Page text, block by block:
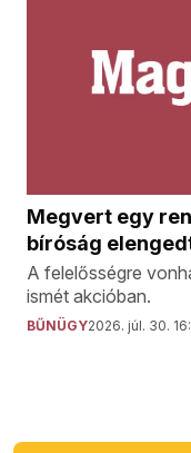
Megvert egy
bíróság
A felelősségre
ismét akcióban.
BŰNÜGY2026. júl. 30.